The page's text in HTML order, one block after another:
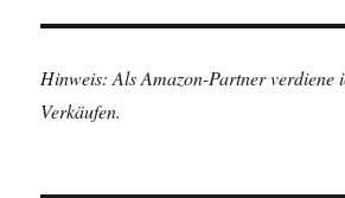
Hinweis: Als Amazon-Partner verdiene
Verkäufen.